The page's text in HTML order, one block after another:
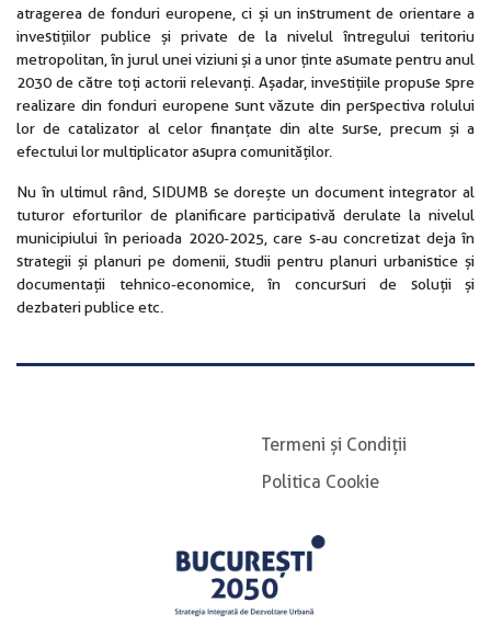
atragerea de fonduri europene, ci și un instrument de orientare a
investițiilor publice și private de la nivelul întregului teritoriu
metropolitan, în jurul unei viziuni și a unor ținte asumate pentru anul
2030 de către toți actorii relevanți. Așadar, investițiile propuse spre
realizare din fonduri europene sunt văzute din perspectiva rolului
lor de catalizator al celor finanțate din alte surse, precum și a
efectului lor multiplicator asupra comunităților.
Nu în ultimul rând, SIDUMB se dorește un document integrator al
tuturor eforturilor de planificare participativă derulate la nivelul
municipiului în perioada 2020-2025, care s-au concretizat deja în
strategii și planuri pe domenii, studii pentru planuri urbanistice și
documentații tehnico-economice, în concursuri de soluții și
dezbateri publice etc.
Termeni și Condiții
Politica Cookie